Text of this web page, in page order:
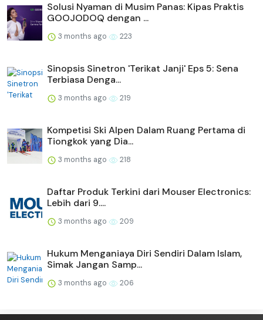
Solusi Nyaman di Musim Panas: Kipas Praktis
GOOJODOQ dengan ...
3 months ago 223
Sinopsis Sinetron 'Terikat Janji' Eps 5: Sena
Terbiasa Denga...
3 months ago 219
Kompetisi Ski Alpen Dalam Ruang Pertama di
Tiongkok yang Dia...
3 months ago 218
Daftar Produk Terkini dari Mouser Electronics:
Lebih dari 9....
3 months ago 209
Hukum Menganiaya Diri Sendiri Dalam Islam,
Simak Jangan Samp...
3 months ago 206